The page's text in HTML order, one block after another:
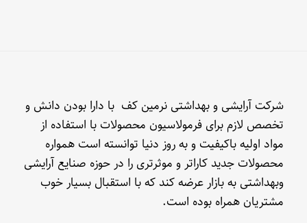
شرکت آرایشی و بهداشتی نرمین کف با دارا بودن دانش و
تخصص لازم برای فرمولاسیون محصولات با استفاده از
مواد اولیه باکیفیت و به روز دنیا توانسته است همواره
محصولات جدید کاراتر و موثرتری را در حوزه صنایع آرایشی
وبهداشتی به بازار عرضه کند که با استقبال بسیار خوب
مشتریان همراه بوده است.